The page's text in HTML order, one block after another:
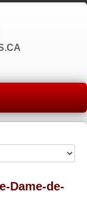
Dame-de-